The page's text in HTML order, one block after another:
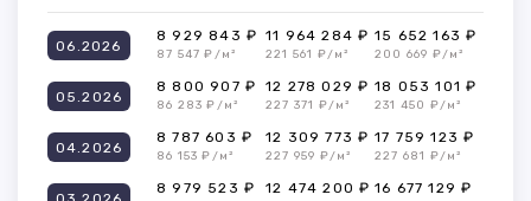
06.2026
8 929 843 ₽
87 547 ₽/м²
11 964 284 ₽
221 561 ₽/м²
15 652 163 ₽
200 669 ₽/м²
05.2026
8 800 907 ₽
86 283 ₽/м²
12 278 029 ₽
227 371 ₽/м²
18 053 101 ₽
231 450 ₽/м²
04.2026
8 787 603 ₽
86 153 ₽/м²
12 309 773 ₽
227 959 ₽/м²
17 759 123 ₽
227 681 ₽/м²
8 979 523 ₽ 12 474 200 ₽ 16 677 129 ₽